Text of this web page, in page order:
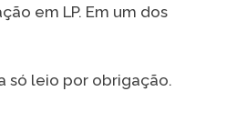
em LP. Em um dos
só leio por obrigação.